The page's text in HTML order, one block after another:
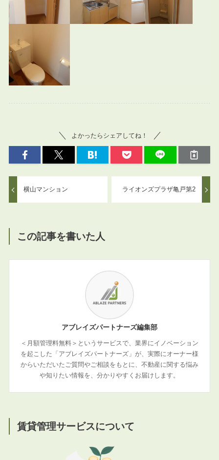
よかったらシェアしてね！
横山マンション ライオンズプラザ亀戸第2
この記事を書いた人
アブレイズパートナーズ編集部
＜月額管理料無料＞というサービスで、業界にイノベーション
を起こした「アブレイズパートナーズ」が、実際にオーナー様
からいただいたご質問やご相談をもとに、不動産に関する悩み
や知りたい情報を、分かりやすくお届けします。
賃貸管理サービスについて